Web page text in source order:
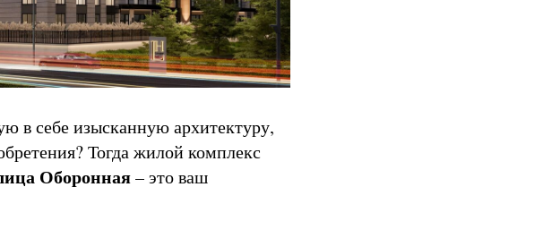
в себе изысканную архитектуру,
Тогда жилой комплекс
Оборонная– это ваш